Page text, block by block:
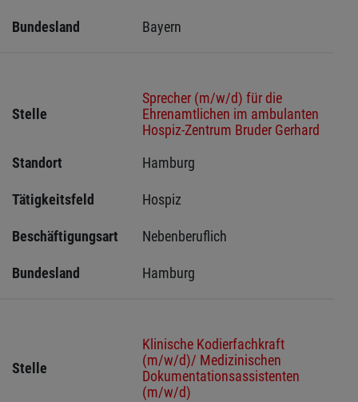
Bundesland Bayern
Stelle
Sprecher (m/w/d) für die
Ehrenamtlichen im ambulanten
Hospiz-Zentrum Bruder Gerhard
Standort
Hamburg
Tätigkeitsfeld Hospiz
Beschäftigungsart Nebenberuflich
Bundesland Hamburg
Stelle
Klinische Kodierfachkraft
(m/w/d)/ Medizinischen
Dokumentationsassistenten
(m/w/d)